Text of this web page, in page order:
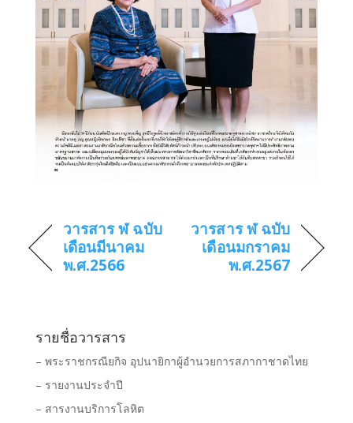
วารสาร ฬ ฉบับ
เดือนมีนาคม
พ.ศ.2566
วารสาร ฬ ฉบับ
เดือนมกราคม
พ.ศ.2567
รายชื่อวารสาร
– พระราชกรณียกิจ อุปนายิกาผู้อำนวยการสภากาชาดไทย
– รายงานประจำปี
– สารงานบริการโลหิต